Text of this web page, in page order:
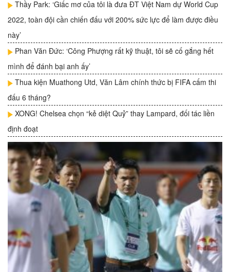
Thầy Park: ‘Giấc mơ của tôi là đưa ĐT Việt Nam dự World Cup
2022, toàn đội cần chiến đấu với 200% sức lực để làm được điều
này’
Phan Văn Đức: ‘Công Phượng rất kỹ thuật, tôi sẽ cố gắng hết
mình để đánh bại anh ấy’
Thua kiện Muathong Utd, Văn Lâm chính thức bị FIFA cấm thi
đấu 6 tháng?
XONG! Chelsea chọn “kẻ diệt Quỷ” thay Lampard, đối tác liền
định đoạt